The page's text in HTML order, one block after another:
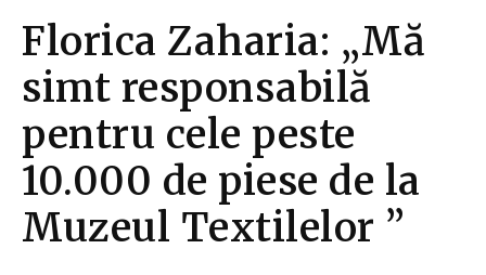
Florica Zaharia: „Mă
simt responsabilă
pentru cele peste
10.000 de piese de la
Muzeul Textilelor ”